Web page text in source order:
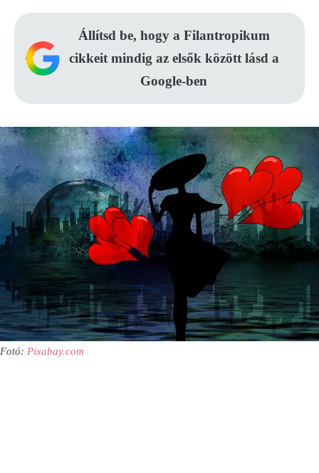
Állítsd be, hogy a Filantropikum
cikkeit mindig az elsők között lásd a
Google-ben
Fotó: Pixabay.com